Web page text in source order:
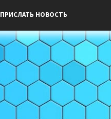
ПРИСЛАТЬ НОВОСТЬ